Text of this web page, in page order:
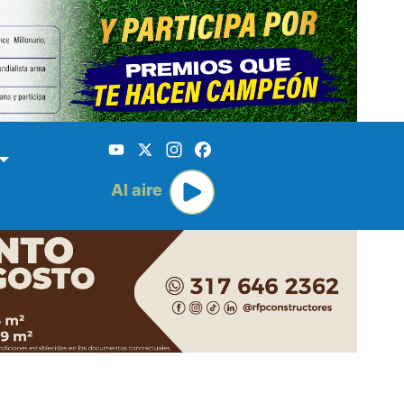
YouTube
X Instagram
Al aire